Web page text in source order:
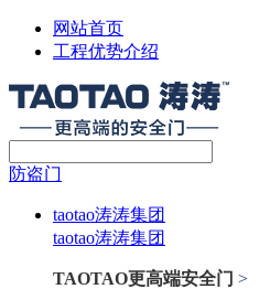
网站首页
工程优势介绍
防盗门
taotao涛涛集团
taotao涛涛集团
TAOTAO更高端安全门 >